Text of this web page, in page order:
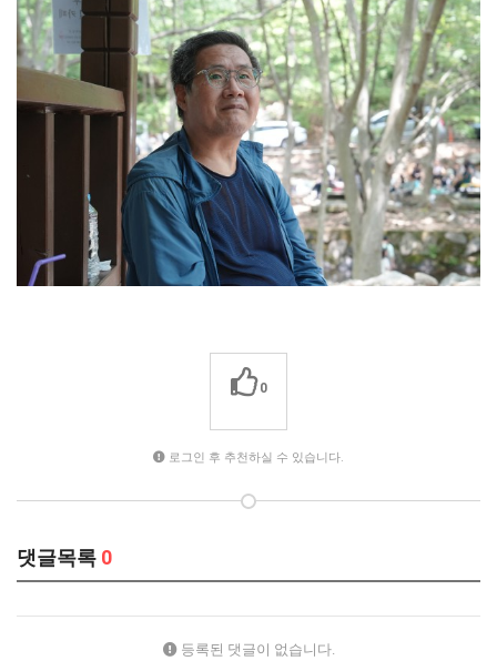
0
로그인 후 추천하실 수 있습니다.
댓글목록 0
등록된 댓글이 없습니다.